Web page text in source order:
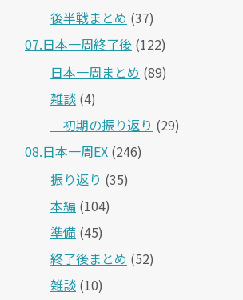
後半戦まとめ (37)
07.日本一周終了後 (122)
日本一周まとめ (89)
雑談 (4)
＿初期の振り返り (29)
08.日本一周EX (246)
振り返り (35)
本編 (104)
準備 (45)
終了後まとめ (52)
雑談 (10)